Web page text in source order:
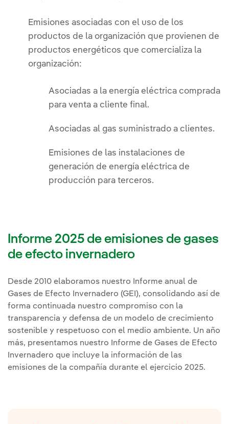
Emisiones asociadas con el uso de los
productos de la organización que provienen de
productos energéticos que comercializa la
organización:
Asociadas a la energía eléctrica comprada
para venta a cliente final.
Asociadas al gas suministrado a clientes.
Emisiones de las instalaciones de
generación de energía eléctrica de
producción para terceros.
Informe 2025 de emisiones de gases
de efecto invernadero
Desde 2010 elaboramos nuestro Informe anual de
Gases de Efecto Invernadero (GEI), consolidando así de
forma continuada nuestro compromiso con la
transparencia y defensa de un modelo de crecimiento
sostenible y respetuoso con el medio ambiente. Un año
más, presentamos nuestro Informe de Gases de Efecto
Invernadero que incluye la información de las
emisiones de la compañía durante el ejercicio 2025.